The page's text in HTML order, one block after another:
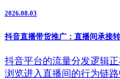
2026.08.03
抖音直播带货推广：直播间承接
抖音平台的流量分发逻辑
浏览进入直播间的行为链